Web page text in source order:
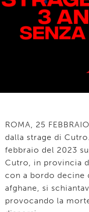
ROMA, 25
dalla strage di
febbraio del 2023
Cutro, in provincia
con a bordo decine
afghane, si
provocando la